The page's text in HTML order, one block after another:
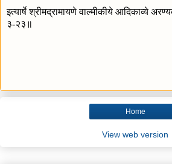
इत्यार्षे श्रीमद्रामायणे वाल्मीकीये आदिकाव्ये
३-२३॥
Home
View web version